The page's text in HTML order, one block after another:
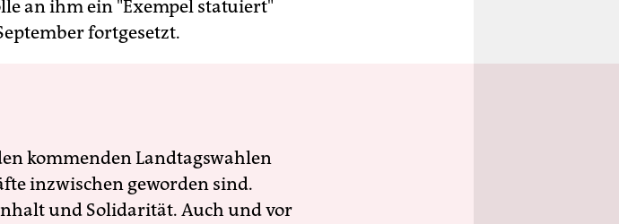
an ihm ein "Exempel statuiert"
fortgesetzt.
kommenden Landtagswahlen
inzwischen geworden sind.
und Solidarität. Auch und vor